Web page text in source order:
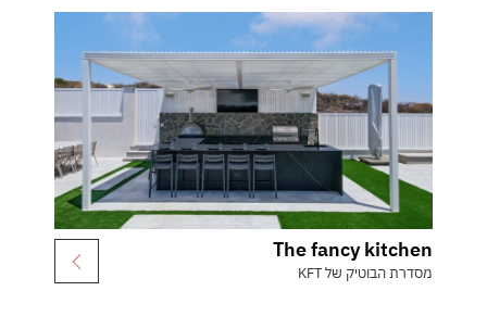
The fancy kitchen
מסדרת הבוטיק של KFT